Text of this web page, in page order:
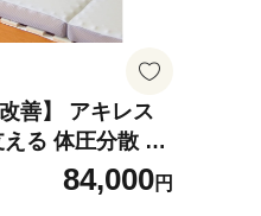
善】 アキレス
る 体圧分散 さ
レス シングル 8c
発 三つ折りマッ
84,000円